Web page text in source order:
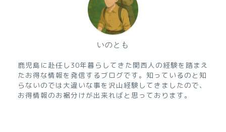
いのとも
鹿児島に赴任し30年暮らしてきた関西人の経験を踏まえ
たお得な情報を発信するブログです。知っているのと知
らないのでは大違いな事を沢山経験してきましたので、
お得情報のお裾分けが出来ればと思っております。